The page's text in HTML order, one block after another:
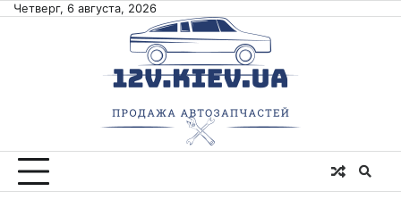
SkipЧетверг, 6 августа, 2026